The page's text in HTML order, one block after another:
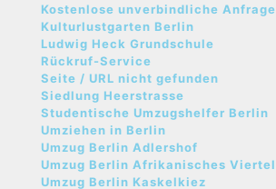
Kostenlose unverbindliche Anfrage
Kulturlustgarten Berlin
Ludwig Heck Grundschule
Rückruf-Service
Seite / URL nicht gefunden
Siedlung Heerstrasse
Studentische Umzugshelfer Berlin
Umziehen in Berlin
Umzug Berlin Adlershof
Umzug Berlin Afrikanisches Viertel
Umzug Berlin Kaskelkiez